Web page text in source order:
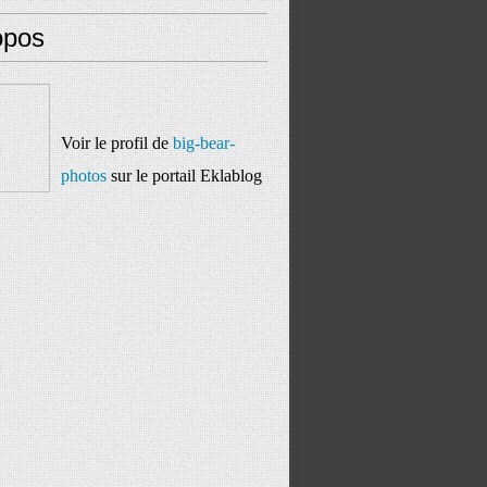
Voir le profil debig-bear-
photossur le portail Eklablog